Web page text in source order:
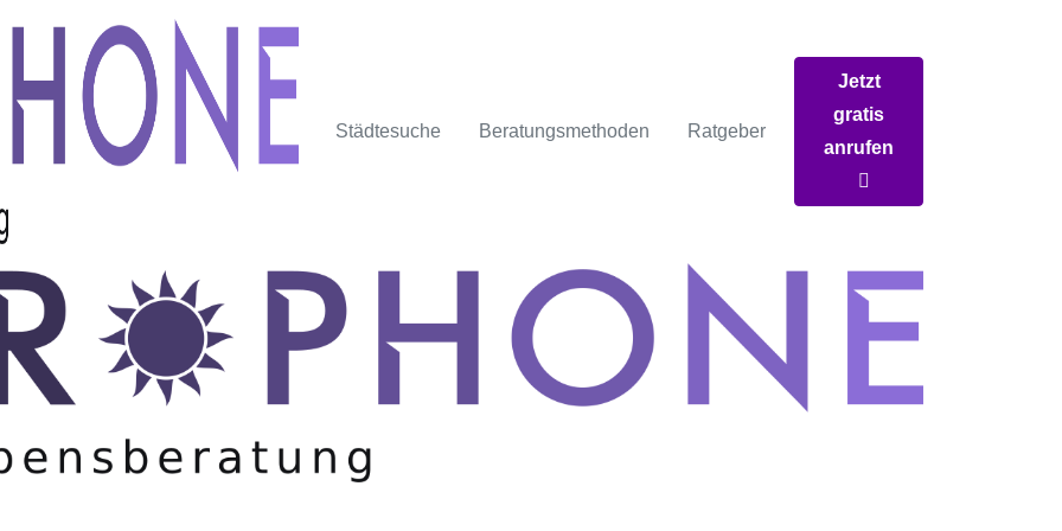
Städtesuche Beratungsmethoden Ratgeber
Jetzt
gratis
anrufen